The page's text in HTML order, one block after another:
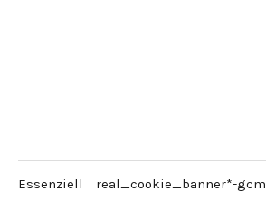
Essenziell real_cookie_banner*-gcm